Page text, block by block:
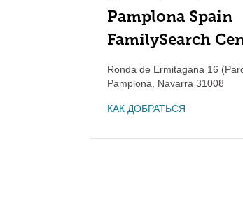
Pamplona Spain
FamilySearch
Ronda de Ermitagana 16
Pamplona
Navarra 31008
КАК ДОБРАТЬСЯ